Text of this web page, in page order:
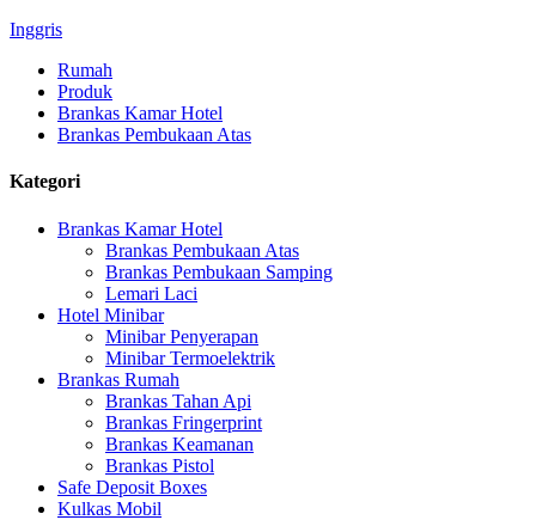
Inggris
Rumah
Produk
Brankas Kamar Hotel
Brankas Pembukaan Atas
Kategori
Brankas Kamar Hotel
Brankas Pembukaan Atas
Brankas Pembukaan Samping
Lemari Laci
Hotel Minibar
Minibar Penyerapan
Minibar Termoelektrik
Brankas Rumah
Brankas Tahan Api
Brankas Fringerprint
Brankas Keamanan
Brankas Pistol
Safe Deposit Boxes
Kulkas Mobil